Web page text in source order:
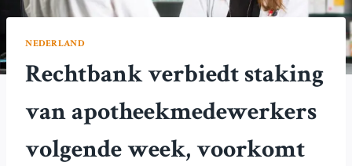
NEDERLAND
Rechtbank verbiedt staking
van apotheekmedewerkers
volgende week, voorkomt